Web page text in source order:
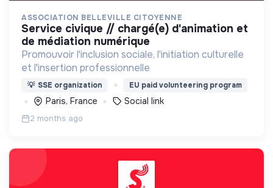
ASSOCIATION BELLEVILLE CITOYENNE
service civique // chargé(e) d'animation et
de médiation numérique
Promouvoir l'inclusion sociale, l'initiation culturelle
et l'insertion professionnelle
💡 SSE organization EU paid volunteering program
Paris, France Social link
2 months ago